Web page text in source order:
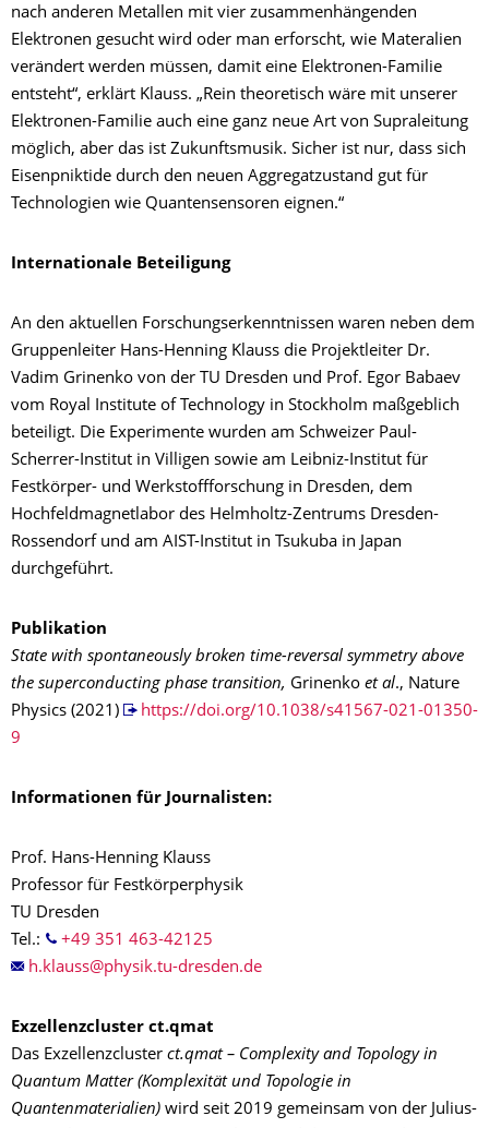
nach anderen Metallen mit vier zusammenhängenden
Elektronen gesucht wird oder man erforscht, wie Materalien
verändert werden müssen, damit eine Elektronen-Familie
entsteht“, erklärt Klauss. „Rein theoretisch wäre mit unserer
Elektronen-Familie auch eine ganz neue Art von Supraleitung
möglich, aber das ist Zukunftsmusik. Sicher ist nur, dass sich
Eisenpniktide durch den neuen Aggregatzustand gut für
Technologien wie Quantensensoren eignen.“
Internationale Beteiligung
An den aktuellen Forschungserkenntnissen waren neben dem
Gruppenleiter Hans-Henning Klauss die Projektleiter Dr.
Vadim Grinenko von der TU Dresden und Prof. Egor Babaev
vom Royal Institute of Technology in Stockholm maßgeblich
beteiligt. Die Experimente wurden am Schweizer Paul-
Scherrer-Institut in Villigen sowie am Leibniz-Institut für
Festkörper- und Werkstoffforschung in Dresden, dem
Hochfeldmagnetlabor des Helmholtz-Zentrums Dresden-
Rossendorf und am AIST-Institut in Tsukuba in Japan
durchgeführt.
Publikation
State with spontaneously broken time-reversal symmetry above
the superconducting phase transition, Grinenko et al., Nature
Physics (2021)
https://doi.org/10.1038/s41567-021-01350-
9
Informationen für Journalisten:
Prof. Hans-Henning Klauss
Professor für Festkörperphysik
TU Dresden
Tel.:
+49 351 463-42125
Exzellenzcluster ct.qmat
Das Exzellenzcluster ct.qmat – Complexity and Topology in
Quantum Matter (Komplexität und Topologie in
Quantenmaterialien) wird seit 2019 gemeinsam von der Julius-